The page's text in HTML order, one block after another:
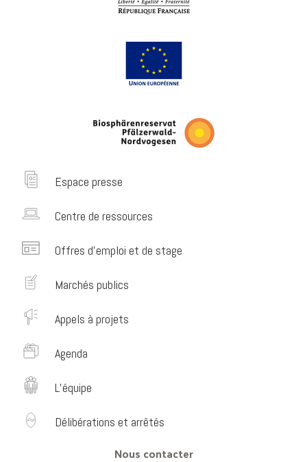
Espace presse
Centre de ressources
Offres d’emploi et de stage
Marchés publics
Appels à projets
Agenda
L’équipe
Délibérations et arrêtés
Nous contacter